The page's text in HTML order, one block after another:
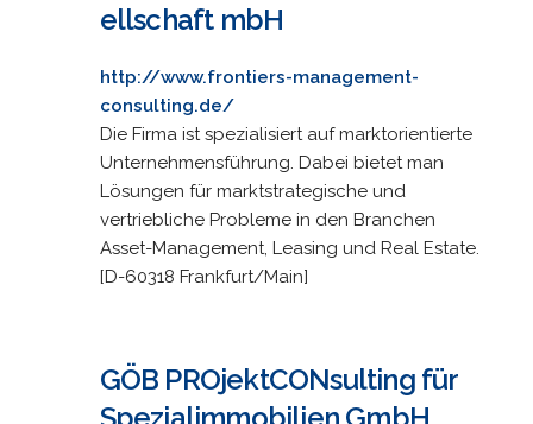
ellschaft mbH
http://www.frontiers-management-
consulting.de/
Die Firma ist spezialisiert auf marktorientierte
Unternehmensführung. Dabei bietet man
Lösungen für marktstrategische und
vertriebliche Probleme in den Branchen
Asset-Management, Leasing und Real Estate.
[D-60318 Frankfurt/Main]
GÖB PROjektCONsulting für